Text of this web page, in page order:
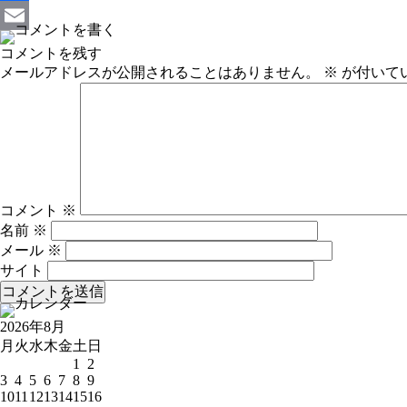
Facebook
Email
コメントを残す
メールアドレスが公開されることはありません。
※ が付いて
コメント ※
名前 ※
メール ※
サイト
2026年8月
月 火水木金土 日
1
2
3 4 5 6 7 8 9
1011 1213141516